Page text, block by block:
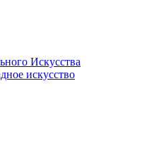
Искусства
искусство